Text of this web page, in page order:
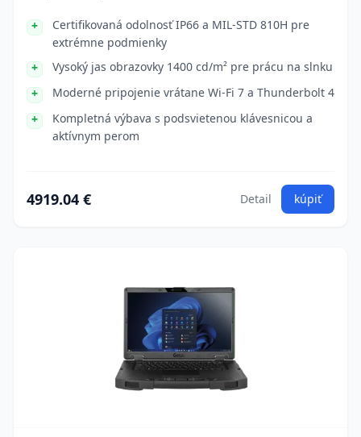
Certifikovaná odolnosť IP66 a MIL-STD 810H pre
extrémne podmienky
Vysoký jas obrazovky 1400 cd/m² pre prácu na slnku
Moderné pripojenie vrátane Wi-Fi 7 a Thunderbolt 4
Kompletná výbava s podsvietenou klávesnicou a
aktívnym perom
4919.04 € Detail kúpiť